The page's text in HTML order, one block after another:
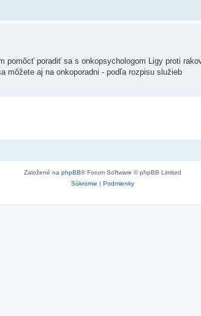
pomôcť poradiť sa s onkopsychologom Ligy proti
môžete aj na onkoporadni - podľa rozpisu služieb
Založené na phpBB® Forum Software © phpBB Limited
Súkromie | Podmienky